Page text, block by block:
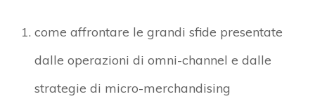
come affrontare le grandi sfide presentate
dalle operazioni di omni-channel e dalle
strategie di micro-merchandising